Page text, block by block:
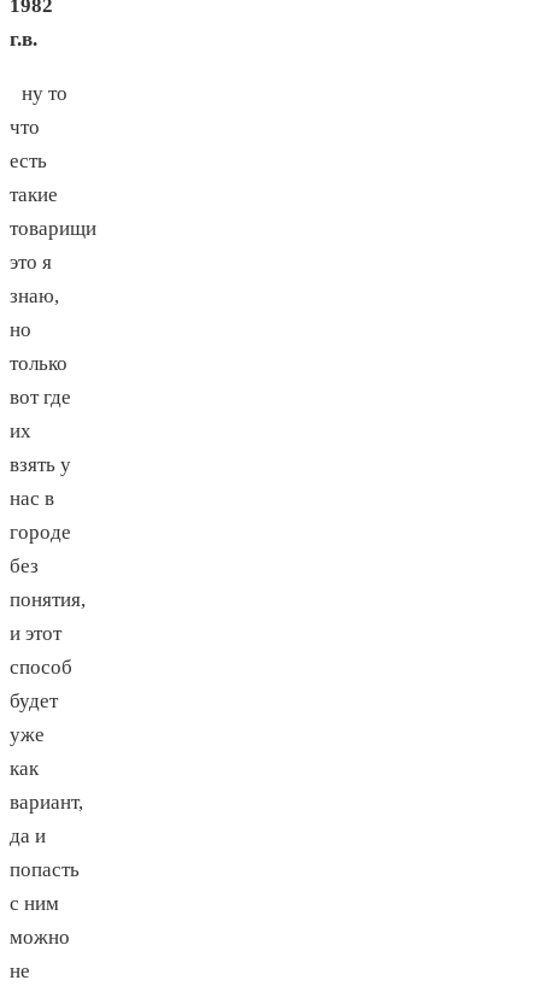
1982
г.в.
ну то
что
есть
такие
товарищи
это я
знаю,
но
только
вот где
их
взять у
нас в
городе
без
понятия,
и этот
способ
будет
уже
как
вариант,
да и
попасть
с ним
можно
не